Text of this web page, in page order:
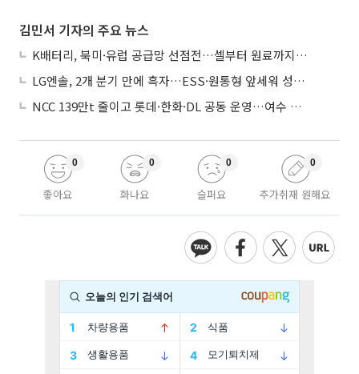
김민서 기자의 주요 뉴스
K배터리, 북미·유럽 공급망 선점전…셀부터 원료까지 현지화
LG엔솔, 2개 분기 만에 흑자…ESS·원통형 앞세워 성장 가속
NCC 139만t 줄이고 롯데·한화·DL 공동 운영…여수 1호 본궤도
좋아요
0
화나요
0
슬퍼요
0
추가취재 원해요
0